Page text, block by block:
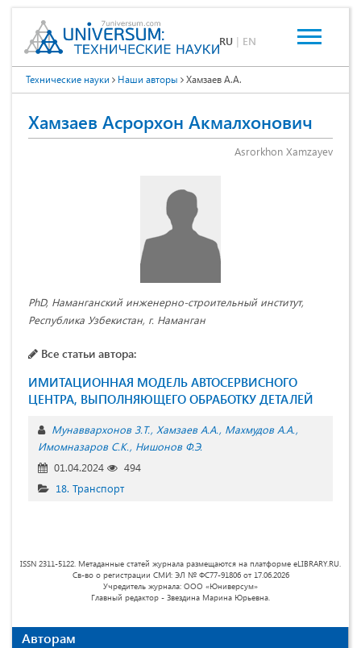
RU | EN
Технические науки Наши авторы Хамзаев А.А.
Хамзаев Асрорхон Акмалхонович
Asrorkhon Xamzayev
PhD, Наманганский инженерно-строительный институт,
Республика Узбекистан, г. Наманган
Все статьи автора:
ИМИТАЦИОННАЯ МОДЕЛЬ АВТОСЕРВИСНОГО
ЦЕНТРА, ВЫПОЛНЯЮЩЕГО ОБРАБОТКУ ДЕТАЛЕЙ
Мунаввархонов З.Т. Хамзаев А.А. Махмудов А.А.
Имомназаров С.К. Нишонов Ф.Э.
01.04.2024
494
18. Транспорт
ISSN 2311-5122. Метаданные статей журнала размещаются на платформе eLIBRARY.RU.
Св-во о регистрации СМИ: ЭЛ № ФС77-91806 от 17.06.2026
Учредитель журнала: ООО «Юниверсум»
Главный редактор - Звездина Марина Юрьевна.
Авторам